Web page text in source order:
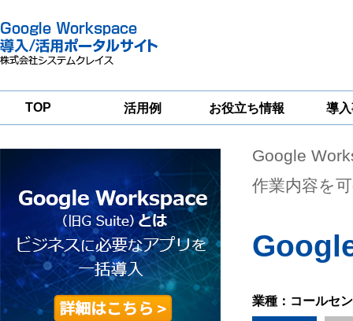
TOP 活用例 お役立ち情報
一
導
グループウェア
移行支援
Google
Workspace
セキュリティ
対策サービス
Google
作業内容を
業種：コールセ